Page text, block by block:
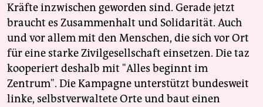
Kräfte inzwischen geworden sind. Gerade jetzt
braucht es Zusammenhalt und Solidarität. Auch
und vor allem mit den Menschen, die sich vor Ort
für eine starke Zivilgesellschaft einsetzen. Die taz
kooperiert deshalb mit "Alles beginnt im
Zentrum". Die Kampagne unterstützt bundesweit
linke, selbstverwaltete Orte und baut einen